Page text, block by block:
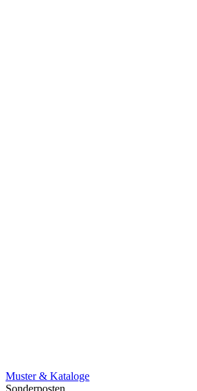
Muster & Kataloge
Sonderposten